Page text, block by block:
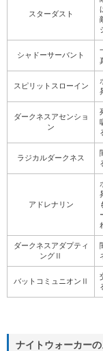
スターダスト
シャドーサーバント
スピリットスローイン
ダークネスアセンショ
ン
ラジカルダークネス
アドレナリン
ダークネスアダプティ
ングⅡ
バットコミュニオンⅡ
ナイトウォーカー